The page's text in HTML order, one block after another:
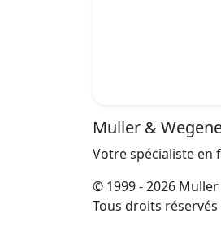
Muller &
Votre spécialiste en
© 1999 - 2026
Tous droits réservés